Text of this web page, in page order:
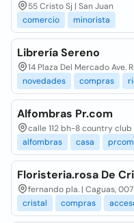
55 Cristo Sj | San Juan
comercio
minorista
Librería Sereno
14 Plaza Del Mercado Ave.
novedades
compras
Alfombras Pr.com
calle 112 bh-8 country
alfombras
casa prcom
Floristeria.rosa De
fernando pla. | Caguas,
cristal
compras